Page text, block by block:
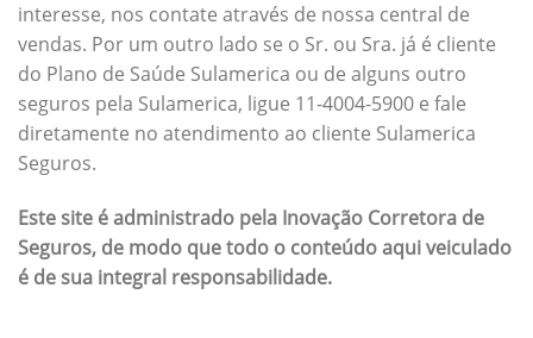
interesse, nos contate através de nossa central de
vendas. Por um outro lado se o Sr. ou Sra. já é cliente
do Plano de Saúde Sulamerica ou de alguns outro
seguros pela Sulamerica, ligue 11-4004-5900 e fale
diretamente no atendimento ao cliente Sulamerica
Seguros.
Este site é administrado pela Inovação Corretora de
Seguros, de modo que todo o conteúdo aqui veiculado
é de sua integral responsabilidade.